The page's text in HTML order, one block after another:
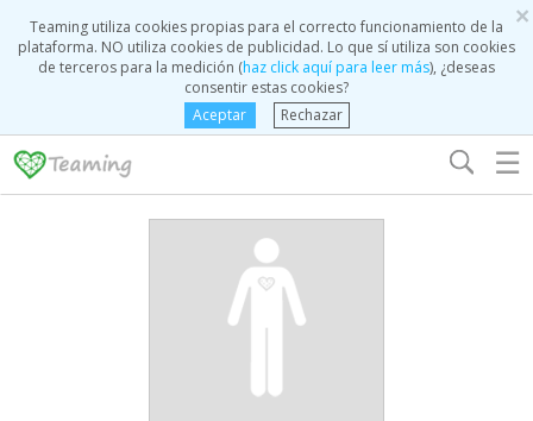
×
Teaming utiliza cookies propias para el correcto funcionamiento de la
plataforma. NO utiliza cookies de publicidad. Lo que sí utiliza son cookies
de terceros para la medición (haz click aquí para leer más), ¿deseas
consentir estas cookies?
Aceptar
Rechazar
☰